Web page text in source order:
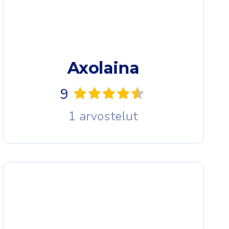
Axolaina
9
1 arvostelut